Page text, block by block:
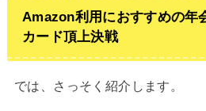
Amazon利用におすすめの年
カード頂上決戦
では、さっそく紹介します。